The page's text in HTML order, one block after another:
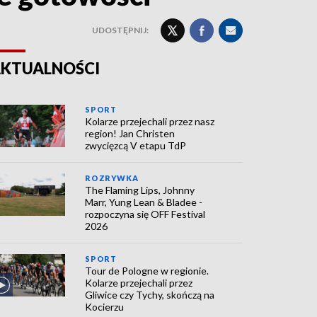
UDOSTĘPNIJ:
SPORT
Kolarze przejechali przez nasz
region! Jan Christen
zwycięzcą V etapu TdP
ROZRYWKA
The Flaming Lips, Johnny
Marr, Yung Lean & Bladee -
rozpoczyna się OFF Festival
2026
SPORT
Tour de Pologne w regionie.
Kolarze przejechali przez
Gliwice czy Tychy, skończą na
Kocierzu